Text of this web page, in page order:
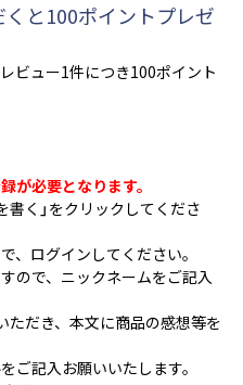
と100ポイントプレゼ
ビュー1件につき100ポイント
が必要となります。
書く」をクリックしてくださ
、ログインしてください。
ので、ニックネームをご記入
ただき、本文に商品の感想等を
ご記入お願いいたします。